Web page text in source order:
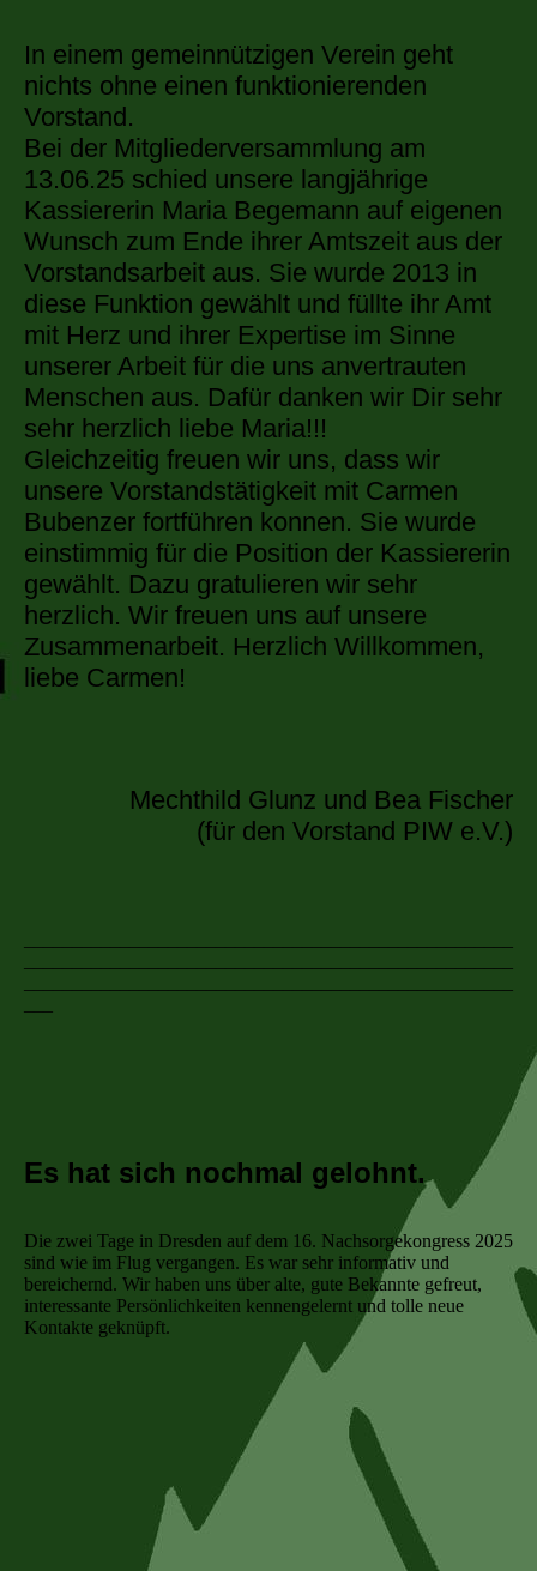
In einem gemeinnützigen Verein geht
nichts ohne einen funktionierenden
Vorstand.
Bei der Mitgliederversammlung am
13.06.25 schied unsere langjährige
Kassiererin Maria Begemann auf eigenen
Wunsch zum Ende ihrer Amtszeit aus der
Vorstandsarbeit aus. Sie wurde 2013 in
diese Funktion gewählt und füllte ihr Amt
mit Herz und ihrer Expertise im Sinne
unserer Arbeit für die uns anvertrauten
Menschen aus. Dafür danken wir Dir sehr
sehr herzlich liebe Maria!!!
Gleichzeitig freuen wir uns, dass wir
unsere Vorstandstätigkeit mit Carmen
Bubenzer fortführen konnen. Sie wurde
einstimmig für die Position der Kassiererin
gewählt. Dazu gratulieren wir sehr
herzlich. Wir freuen uns auf unsere
Zusammenarbeit. Herzlich Willkommen,
liebe Carmen!
Mechthild Glunz und Bea Fischer
(für den Vorstand PIW e.V.)
Es hat sich nochmal gelohnt.
Die zwei Tage in Dresden auf dem 16. Nachsorgekongress 2025
sind wie im Flug vergangen. Es war sehr informativ und
bereichernd. Wir haben uns über alte, gute Bekannte gefreut,
interessante Persönlichkeiten kennengelernt und tolle neue
Kontakte geknüpft.